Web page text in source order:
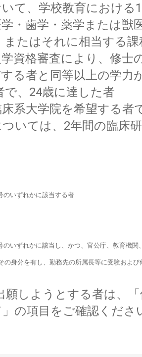
て、学校教育における
・歯学・薬学または獣
はそれに相当する課
資格審査により、修士
る者と同等以上の学力
24歳に達した者
系大学院を希望する者
いては、2年間の臨床
いずれかに該当する者
いずれかに該当し、かつ、官公庁、教育機関
身分を有し、勤務先の所属長等に受験および
願しようとする者は、
の項目をご確認くださ